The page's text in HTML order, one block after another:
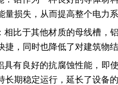
量损失，从而提高整个电力系
相比于其他材质的母线槽，
捷，同时也降低了对建筑物结
具有良好的抗腐蚀性能，即
长期稳定运行，延长了设备的